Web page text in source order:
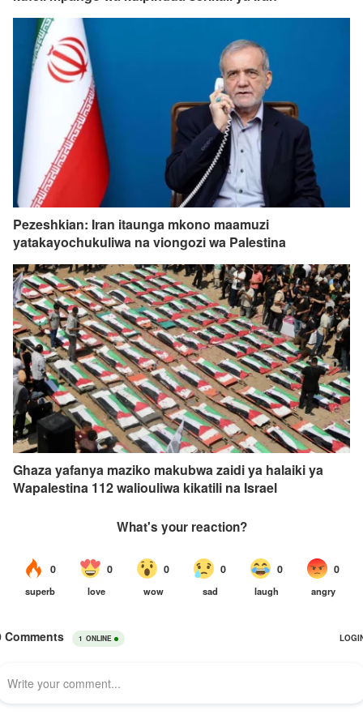
Pezeshkian: Iran itaunga mkono maamuzi
yatakayochukuliwa na viongozi wa Palestina
Ghaza yafanya maziko makubwa zaidi ya halaiki ya
Wapalestina 112 waliouliwa kikatili na Israel